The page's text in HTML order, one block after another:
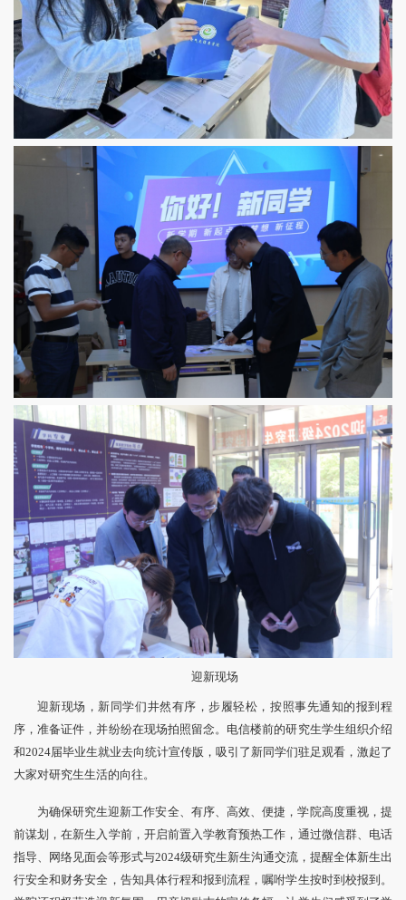
迎新现场
迎新现场，新同学们井然有序，步履轻松，按照事先通知的报到程
序，准备证件，并纷纷在现场拍照留念。电信楼前的研究生学生组织介绍
和2024届毕业生就业去向统计宣传版，吸引了新同学们驻足观看，激起了
大家对研究生生活的向往。
为确保研究生迎新工作安全、有序、高效、便捷，学院高度重视，提
前谋划，在新生入学前，开启前置入学教育预热工作，通过微信群、电话
指导、网络见面会等形式与2024级研究生新生沟通交流，提醒全体新生出
行安全和财务安全，告知具体行程和报到流程，嘱咐学生按时到校报到。